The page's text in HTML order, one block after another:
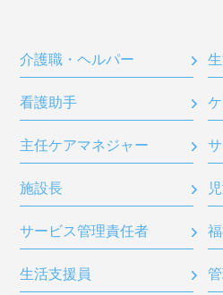
介護職・ヘルパー
看護助手
主任ケアマネジャー
施設長
サービス管理責任者
生活支援員